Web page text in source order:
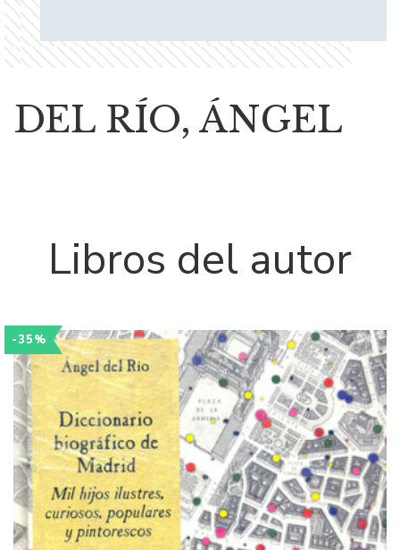
DEL RÍO, ÁNGEL
Libros del autor
-35%